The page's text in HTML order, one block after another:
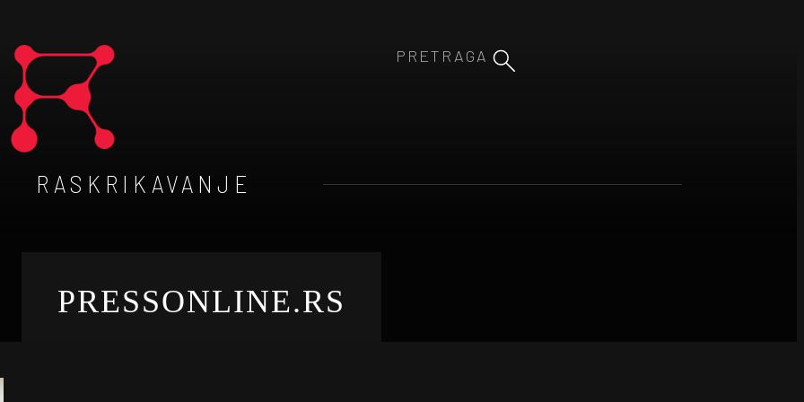
RASKRIKAVANJE
PRESSONLINE.RS